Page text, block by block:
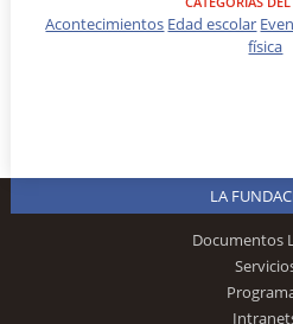
Acontecimientos Edad escolar
física
LA
Documentos